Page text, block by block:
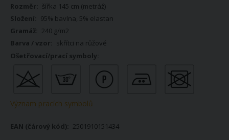
šířka 145 cm (metráž)
95% bavlna, 5% elastan
240 g/m2
skřítci na růžové
Význam pracích symbolů
2501910151434